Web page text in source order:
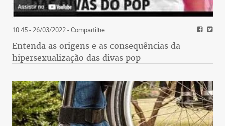
10:45 - 26/03/2022- Compartilhe
Entenda as origens e as consequências da
hipersexualização das divas pop